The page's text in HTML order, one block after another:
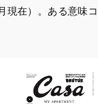
現在）。ある意味